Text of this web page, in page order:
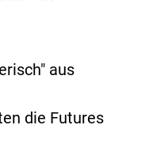
aus
die Futures